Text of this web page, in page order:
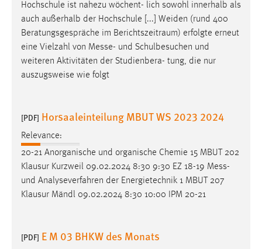
Hochschule ist nahezu wöchent- lich sowohl innerhalb als
auch außerhalb der Hochschule [...] Weiden (rund 400
Beratungsgespräche im Berichtszeitraum) erfolgte erneut
eine Vielzahl von Messe- und Schulbesuchen und
weiteren Aktivitäten der Studienbera- tung, die nur
auszugsweise wie folgt
[PDF] Horsaaleinteilung MBUT WS 2023 2024
Relevance:
20-21 Anorganische und organische Chemie 15 MBUT 202
Klausur Kurzweil 09.02.2024 8:30 9:30 EZ 18-19 Mess-
und Analyseverfahren der Energietechnik 1 MBUT 207
Klausur Mändl 09.02.2024 8:30 10:00 IPM 20-21
[PDF] E M 03 BHKW des Monats